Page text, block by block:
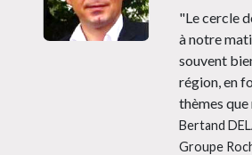
"Le cercle
à notre
souvent
région, en
thèmes
Bertand
Groupe